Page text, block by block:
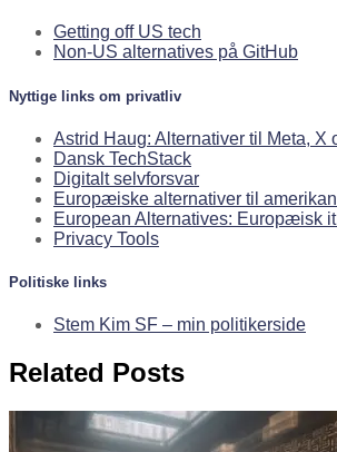
Getting off US tech
Non-US alternatives på GitHub
Nyttige links om privatliv
Astrid Haug: Alternativer til Meta, X
Dansk TechStack
Digitalt selvforsvar
Europæiske alternativer til
European Alternatives: Europæisk
Privacy Tools
Politiske links
Stem Kim SF – min politikerside
Related Posts